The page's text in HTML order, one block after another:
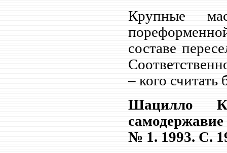
Крупные
составе
– кого считать
Шацилло
№ 1. 1993. С.